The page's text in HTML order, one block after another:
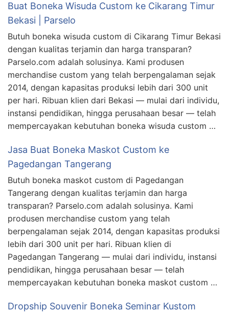
Buat Boneka Wisuda Custom ke Cikarang Timur
Bekasi | Parselo
Butuh boneka wisuda custom di Cikarang Timur Bekasi
dengan kualitas terjamin dan harga transparan?
Parselo.com adalah solusinya. Kami produsen
merchandise custom yang telah berpengalaman sejak
2014, dengan kapasitas produksi lebih dari 300 unit
per hari. Ribuan klien dari Bekasi — mulai dari individu,
instansi pendidikan, hingga perusahaan besar — telah
mempercayakan kebutuhan boneka wisuda custom …
Jasa Buat Boneka Maskot Custom ke
Pagedangan Tangerang
Butuh boneka maskot custom di Pagedangan
Tangerang dengan kualitas terjamin dan harga
transparan? Parselo.com adalah solusinya. Kami
produsen merchandise custom yang telah
berpengalaman sejak 2014, dengan kapasitas produksi
lebih dari 300 unit per hari. Ribuan klien di
Pagedangan Tangerang — mulai dari individu, instansi
pendidikan, hingga perusahaan besar — telah
mempercayakan kebutuhan boneka maskot custom …
Dropship Souvenir Boneka Seminar Kustom